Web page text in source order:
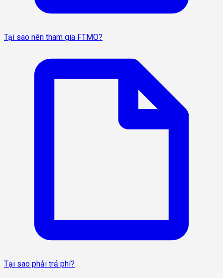
Tại sao nên tham gia FTMO?
Tại sao phải trả phí?